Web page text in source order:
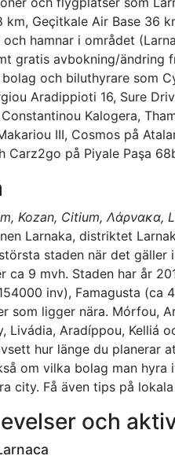
Geçitkale Air Base 36
hamnar i området
gratis avbokning/ändring
och biluthyrare som
Aradippioti 16, Sure
Kalogera,
III, Cosmos på
Carz2go på Piyale Paşa
Kozan, Citium, Λάρνακα,
Larnaka, distriktet
staden när det
9 mvh. Staden har år
inv), Famagusta (ca
som ligger nära. Mórfou,
Livádia, Aradíppou, Kelliá
hur länge du planerar
om vilka bolag man hyra
city. Få även tips på
och